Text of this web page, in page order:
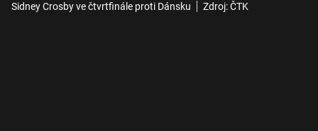
Sidney Crosby ve čtvrtfinále proti Dánsku Zdroj: ČTK